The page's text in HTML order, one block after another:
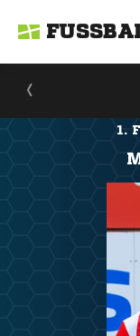
1.